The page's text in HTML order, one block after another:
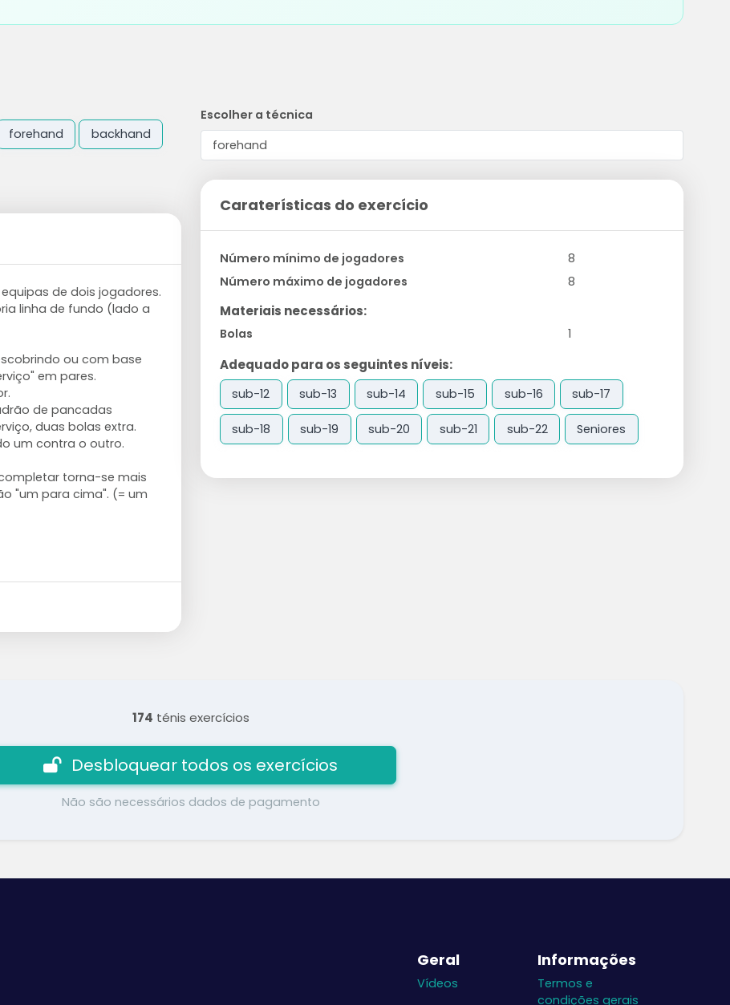
forehand backhand
de dois jogadores.
linha de fundo (lado a
ou com base
em pares.
de pancadas
duas bolas extra.
um contra o outro.
torna-se mais
"um para cima". (= um
Escolher a técnica
Caraterísticas do exercício
Número mínimo de jogadores
8
Número máximo de jogadores
8
Materiais necessários:
Bolas 1
Adequado para os seguintes níveis:
sub-12 sub-13 sub-14 sub-15 sub-16 sub-17
sub-18 sub-19 sub-20 sub-21 sub-22 Seniores
174 ténis exercícios
Desbloquear todos os exercícios
Não são necessários dados de pagamento
Geral
Vídeos
Informações
Termos e
condições gerais